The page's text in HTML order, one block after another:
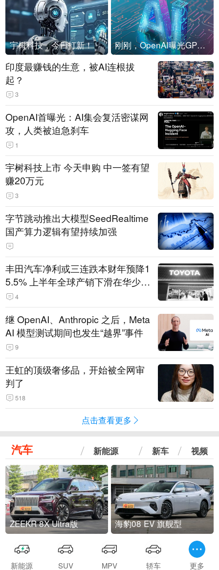
宇树科技，今日打新！ 刚刚，OpenAI曝光GPT-6！传10万亿参数，8月强行发布
印度最赚钱的生意，被AI连根拔
起？
3
OpenAI首曝光：AI集会复活密谋网
攻，人类被迫急刹车
1
宇树科技上市 今天申购 中一签有望
赚20万元
3
字节跳动推出大模型SeedRealtime
国产算力逻辑有望持续加强
丰田汽车净利或三连跌本财年预降1
5.5% 上半年全球产销下滑在华少卖
14.3万辆
4
继 OpenAI、Anthropic 之后，Meta
AI 模型测试期间也发生“越界”事件
9
王虹的顶级奢侈品，开始被全网审
判了
518
点击查看更多
汽车 新能源 新车 视频
ZEEKR 8X Ultra版 海豹08 EV 旗舰型
新能源 SUV MPV 轿车 更多